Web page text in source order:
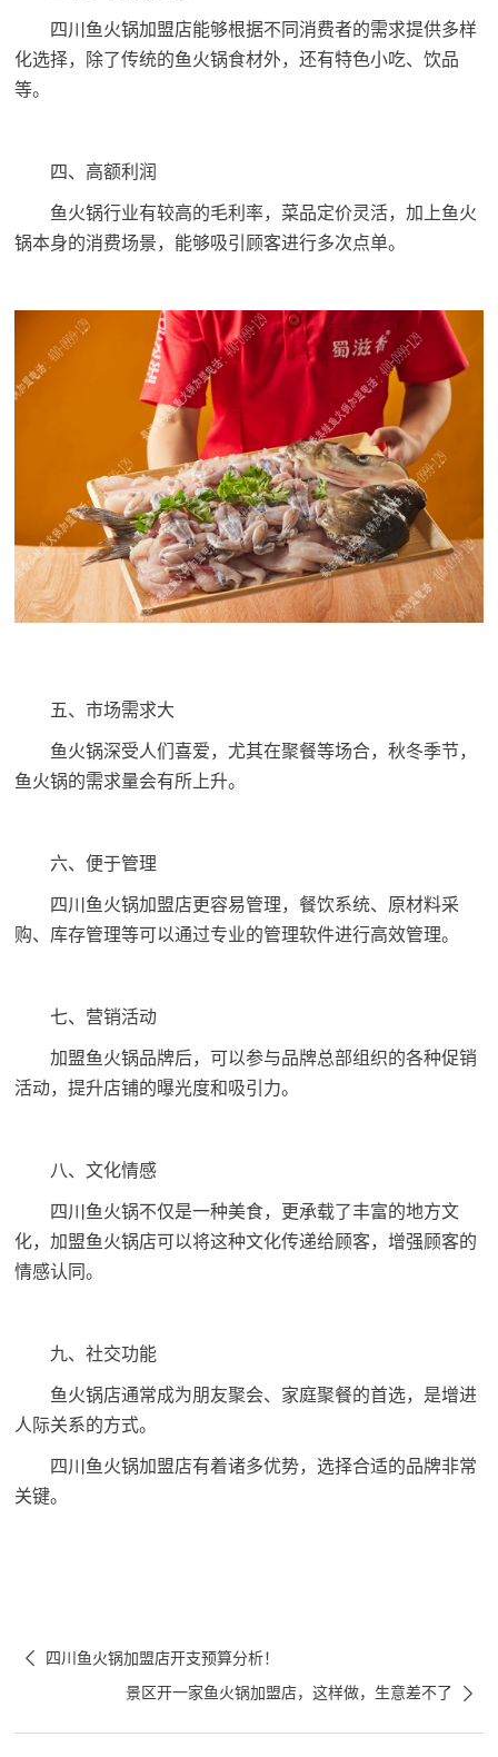
四川鱼火锅加盟店能够根据不同消费者的需求提供多样
化选择，除了传统的鱼火锅食材外，还有特色小吃、饮品
等。
四、高额利润
鱼火锅行业有较高的毛利率，菜品定价灵活，加上鱼火
锅本身的消费场景，能够吸引顾客进行多次点单。
五、市场需求大
鱼火锅深受人们喜爱，尤其在聚餐等场合，秋冬季节，
鱼火锅的需求量会有所上升。
六、便于管理
四川鱼火锅加盟店更容易管理，餐饮系统、原材料采
购、库存管理等可以通过专业的管理软件进行高效管理。
七、营销活动
加盟鱼火锅品牌后，可以参与品牌总部组织的各种促销
活动，提升店铺的曝光度和吸引力。
八、文化情感
四川鱼火锅不仅是一种美食，更承载了丰富的地方文
化，加盟鱼火锅店可以将这种文化传递给顾客，增强顾客的
情感认同。
九、社交功能
鱼火锅店通常成为朋友聚会、家庭聚餐的首选，是增进
人际关系的方式。
四川鱼火锅加盟店有着诸多优势，选择合适的品牌非常
关键。
 四川鱼火锅加盟店开支预算分析！

景区开一家鱼火锅加盟店，这样做，生意差不了